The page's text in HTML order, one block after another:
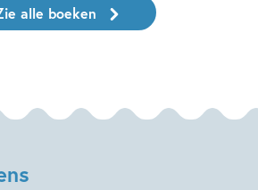
alle boeken